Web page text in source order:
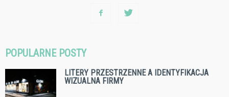
POPULARNE POSTY
LITERY PRZESTRZENNE A IDENTYFIKACJA
WIZUALNA FIRMY